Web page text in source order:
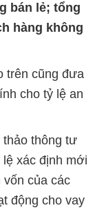
bán lẻ; tổng
hàng không
trên cũng đưa
cho tỷ lệ an
thông tư
xác định mới
vốn của các
động cho vay